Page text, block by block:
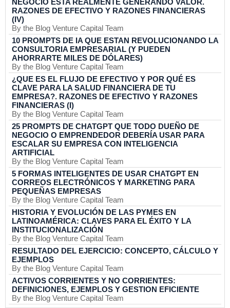
NEGOCIO ESTA REALMENTE GENERANDO VALOR.
RAZONES DE EFECTIVO Y RAZONES FINANCIERAS
(IV)
By the Blog Venture Capital Team
10 PROMPTS DE IA QUE ESTAN REVOLUCIONANDO LA
CONSULTORIA EMPRESARIAL (Y PUEDEN
AHORRARTE MILES DE DÓLARES)
By the Blog Venture Capital Team
¿QUE ES EL FLUJO DE EFECTIVO Y POR QUÉ ES
CLAVE PARA LA SALUD FINANCIERA DE TU
EMPRESA?. RAZONES DE EFECTIVO Y RAZONES
FINANCIERAS (I)
By the Blog Venture Capital Team
25 PROMPTS DE CHATGPT QUE TODO DUEÑO DE
NEGOCIO O EMPRENDEDOR DEBERÍA USAR PARA
ESCALAR SU EMPRESA CON INTELIGENCIA
ARTIFICIAL
By the Blog Venture Capital Team
5 FORMAS INTELIGENTES DE USAR CHATGPT EN
CORREOS ELECTRÓNICOS Y MARKETING PARA
PEQUEÑAS EMPRESAS
By the Blog Venture Capital Team
HISTORIA Y EVOLUCIÓN DE LAS PYMES EN
LATINOAMÉRICA: CLAVES PARA EL ÉXITO Y LA
INSTITUCIONALIZACIÓN
By the Blog Venture Capital Team
RESULTADO DEL EJERCICIO: CONCEPTO, CÁLCULO Y
EJEMPLOS
By the Blog Venture Capital Team
ACTIVOS CORRIENTES Y NO CORRIENTES:
DEFINICIONES, EJEMPLOS Y GESTION EFICIENTE
By the Blog Venture Capital Team